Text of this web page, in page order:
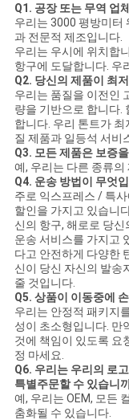
Q1. 공장 또는 무역 업
우리는 3000 평방미터
과 전문적 제조입니다.
우리는 우시에 위치합
항구에 도달합니다. 우
Q2. 당신의 제품이 최
우리는 품질을 이전인
량을 기반으로 합니다.
합니다. 우리 톤트가
질 제품과 일등석 서비
Q3. 모든 제품은 보증
예, 우리는 다른 종류의
Q4. 운송 방법이 무엇
주로 익스프레스 / 특
할인을 가지고 있습니
신의 항구, 해로로 당
운송 서비스를 가지고
다고 안전하게 다양한
신이 당신 자신의 발송
줄 것입니다.
Q5. 상품이 이동중에
우리는 안정적 패키지
성이 초소형입니다. 만
것에 책임이 있도록 요
정 마세요.
Q6. 우리는 우리의 로
특별주문할 수 있습니
예, 우리는 OEM, 모든
춤화될 수 있습니다.